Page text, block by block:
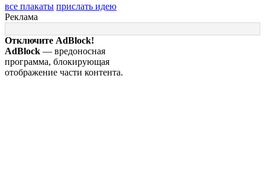
все плакаты прислать идею
Реклама
Отключите AdBlock!
AdBlock — вредоносная
программа, блокирующая
отображение части контента.